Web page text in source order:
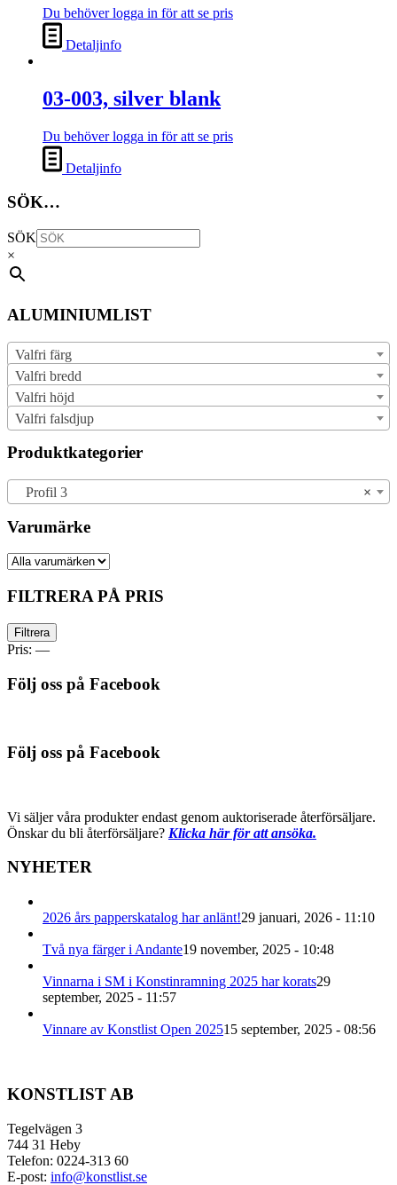
Du behöver logga in för att se pris
Detaljinfo
03-003, silver blank
Du behöver logga in för att se pris
Detaljinfo
SÖK…
SÖK
×
ALUMINIUMLIST
Valfri färg
Valfri bredd
Valfri höjd
Valfri falsdjup
Produktkategorier
×
Profil 3
Varumärke
FILTRERA PÅ PRIS
Min
pris
Max
pris
Filtrera
Pris: —
Följ oss på Facebook
Följ oss på Facebook
Vi säljer våra produkter endast genom auktoriserade återförsäljare.
Önskar du bli återförsäljare? Klicka här för att ansöka.
NYHETER
2026 års papperskatalog har anlänt!29 januari, 2026 - 11:10
Två nya färger i Andante19 november, 2025 - 10:48
Vinnarna i SM i Konstinramning 2025 har korats29
september, 2025 - 11:57
Vinnare av Konstlist Open 202515 september, 2025 - 08:56
KONSTLIST AB
Tegelvägen 3
744 31 Heby
Telefon: 0224-313 60
E-post: info@konstlist.se